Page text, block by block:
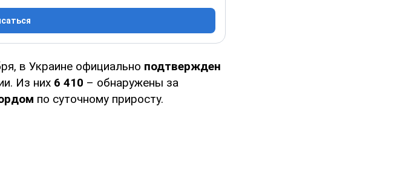
в Украине официально подтвержден
Из них 6 410 – обнаружены за
по суточному приросту.